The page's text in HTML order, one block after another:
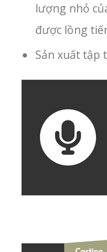
lượng nhỏ
được lồng
Sản xuất tập